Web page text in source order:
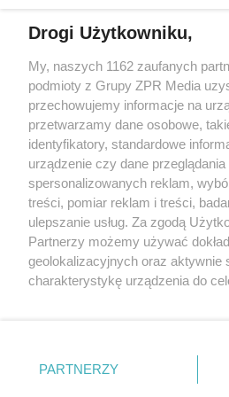
Żaden utwór zamieszczony w serwisie
rozpowszechniany lub dalej
(w tym także elektroniczny lub
eksploatacji w jakiejkolwiek formie,
Internecie bez pisemnej zgody
lub wykorzystanie utworów w całości
prawa, tzn. bez właściwej zgody, jest
może być ścigane prawnie.
O nas
Drogi Użytkowniku,
My, naszych 1162 zaufanych
podmioty z Grupy ZPR Media
przechowujemy informacje na
przetwarzamy dane osobowe,
identyfikatory, standardowe
urządzenie czy dane
spersonalizowanych reklam,
treści, pomiar reklam i treści,
ulepszanie usług. Za zgodą
Partnerzy możemy używać
geolokalizacyjnych oraz aktywnie
charakterystykę urządzenia do
zmienić/wycofać klikając przycisk
znajdujący się w lewym dolnym
PARTNERZY